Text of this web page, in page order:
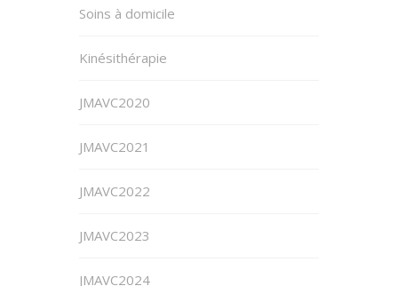
Soins à domicile
Kinésithérapie
JMAVC2020
JMAVC2021
JMAVC2022
JMAVC2023
JMAVC2024